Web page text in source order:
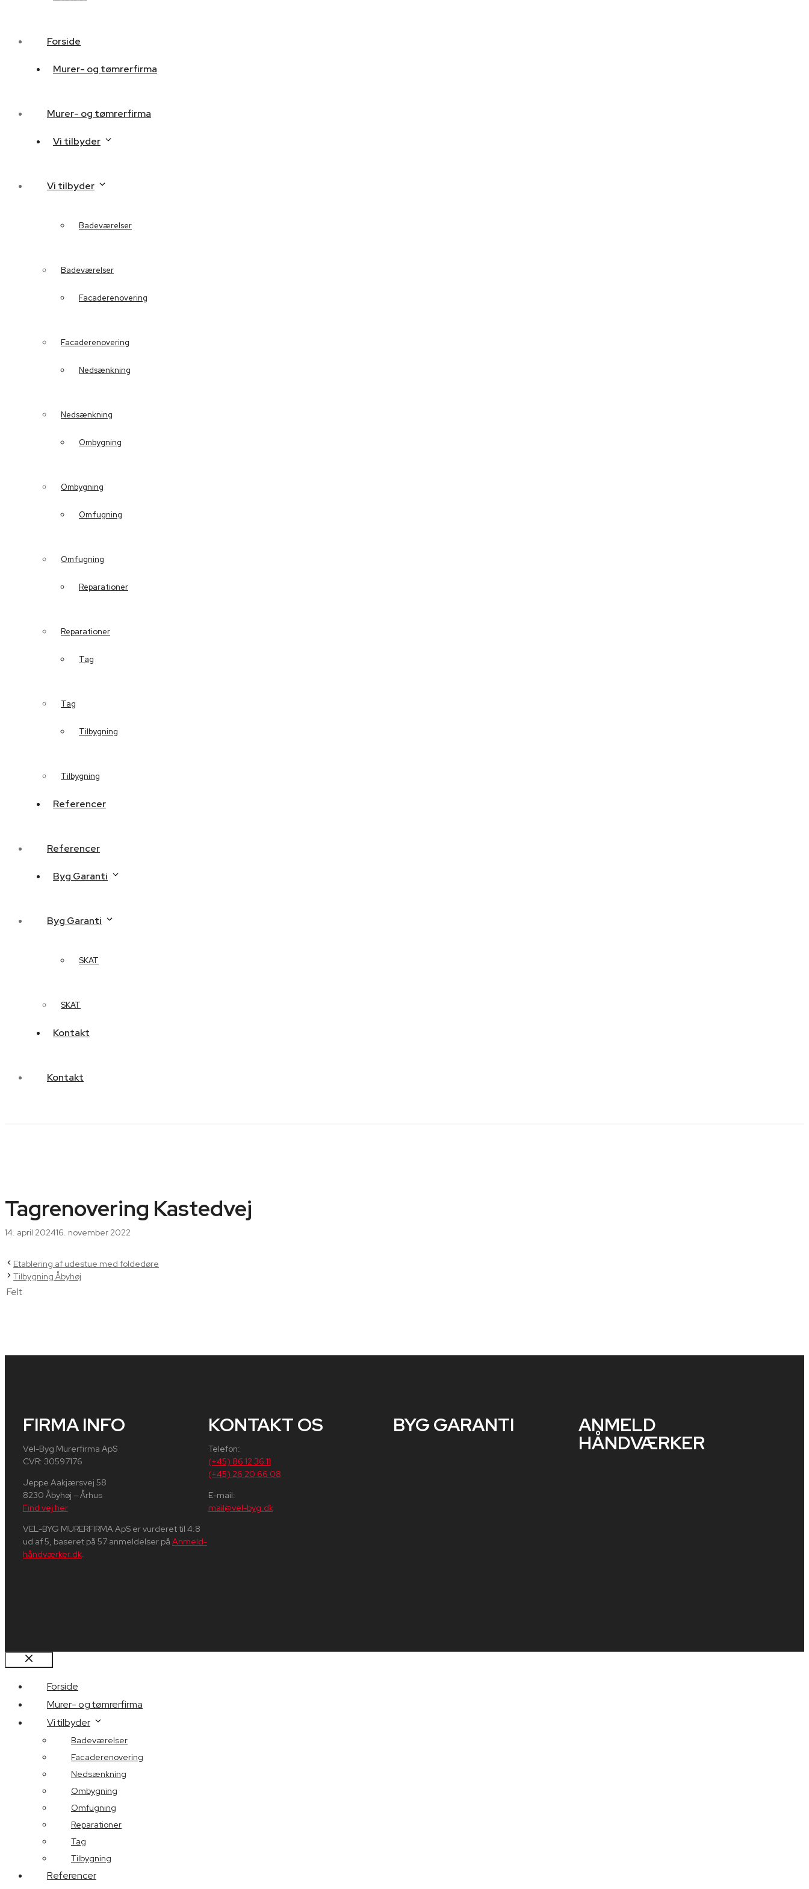
Murer- og tømrerfirma
Vi tilbyder
Badeværelser
Facaderenovering
Nedsænkning
Ombygning
Omfugning
Reparationer
Tag
Tilbygning
Referencer
Byg Garanti
SKAT
Kontakt
Forside
Murer- og tømrerfirma
Vi tilbyder
Badeværelser
Facaderenovering
Nedsænkning
Ombygning
Omfugning
Reparationer
Tag
Tilbygning
Referencer
Byg Garanti
SKAT
Kontakt
Tagrenovering Kastedvej
14. april 202416. november 2022
Etablering af udestue med foldedøre
Tilbygning Åbyhøj
Felt
FIRMA INFO
Vel-Byg Murerfirma ApS
CVR: 30597176
Jeppe Aakjærsvej 58​
8230 Åbyhøj – Århus
Find vej her
VEL-BYG MURERFIRMA ApS er vurderet til 4.8
ud af 5, baseret på 57 anmeldelser på Anmeld-
håndværker.dk​.
KONTAKT OS
Telefon:
(+45) 86 12 36 11
(+45) 26 20 66 08
E-mail:
mail@vel-byg.dk​
BYG GARANTI​ ANMELD
HÅNDVÆRKER​
Luk
Forside
Murer- og tømrerfirma
Vi tilbyder
Badeværelser
Facaderenovering
Nedsænkning
Ombygning
Omfugning
Reparationer
Tag
Tilbygning
Referencer